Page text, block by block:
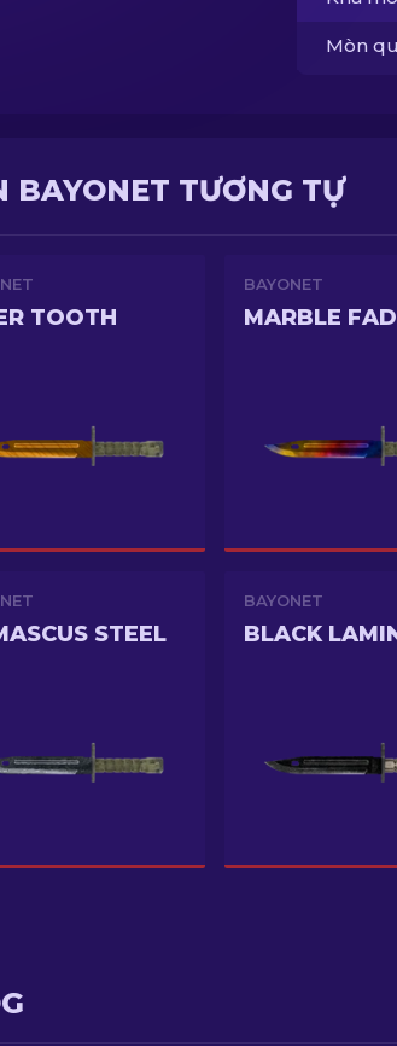
Mòn
BAYONET TƯƠNG TỰ
TOOTH
BAYONET
MARBLE
STEEL
BAYONET
BLACK